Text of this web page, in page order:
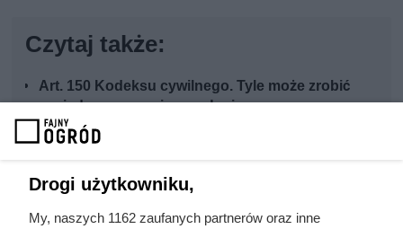
Czytaj także:
Art. 150 Kodeksu cywilnego. Tyle może zrobić
sąsiad z pnączami przy płocie
zimą. Te trzy odmiany okazały się strzałem w
dziesiątkę
Drogi użytkowniku,
My, naszych 1162 zaufanych partnerów oraz inne